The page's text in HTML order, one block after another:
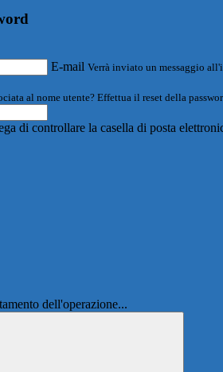
E-mail Verrà inviato un messaggio
al nome utente? Effettua il reset della
di controllare la casella di posta
dell'operazione...